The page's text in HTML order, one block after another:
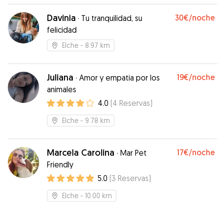
Davinia · Tu tranquilidad, su
felicidad
30€/noche
Elche - 8.97 km
Juliana · Amor y empatia por los
animales
19€/noche
4.0 (4 Reservas)
Elche - 9.78 km
Marcela Carolina · Mar Pet
Friendly
17€/noche
5.0 (3 Reservas)
Elche - 10.00 km